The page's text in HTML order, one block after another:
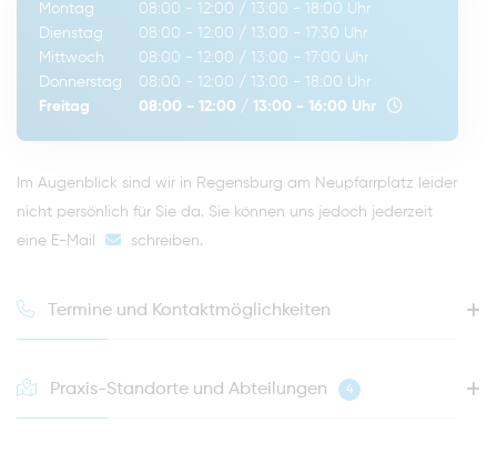
Montag 08:00 - 12:00 / 13:00 - 18:00 Uhr
Dienstag
08:00 - 12:00 / 13:00 - 17:30 Uhr
Mittwoch
08:00 - 12:00 / 13:00 - 17:00 Uhr
Donnerstag
08:00 - 12:00 / 13:00 - 18:00 Uhr
Freitag
08:00 - 12:00 / 13:00 - 16:00 Uhr
Im Augenblick sind wir in Regensburg am Neupfarrplatz leider
nicht persönlich für Sie da. Sie können uns jedoch jederzeit
eine E-Mail
schreiben.
Termine und Kontaktmöglichkeiten
Praxis-Standorte und Abteilungen 4